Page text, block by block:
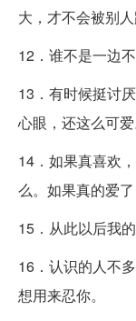
大，才不会被别人
12．谁不是一边
13．有时候挺讨
心眼，还这么可爱
14．如果真喜欢
么。如果真的爱了
15．从此以后我
16．认识的人不
想用来忍你。